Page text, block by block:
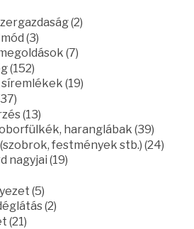
(2)
(3)
(7)
(152)
(19)
(13)
haranglábak (39)
festmények stb.) (24)
nagyjai (19)
(5)
(2)
(21)